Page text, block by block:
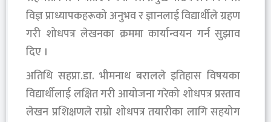
विज्ञ प्राध्यापकहरूको अनुभव र ज्ञानलाई विद्यार्थीले ग्रहण
गरी शोधपत्र लेखनका क्रममा कार्यान्वयन गर्न सुझाव
दिए ।
अतिथि सहप्रा.डा. भीमनाथ बरालले इतिहास विषयका
विद्यार्थीलाई लक्षित गरी आयोजना गरेको शोधपत्र प्रस्ताव
लेखन प्रशिक्षणले राम्रो शोधपत्र तयारीका लागि सहयोग